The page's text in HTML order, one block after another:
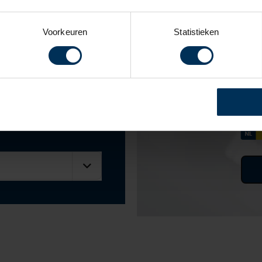
Voorkeuren Statistieken
Uw auto
Plan